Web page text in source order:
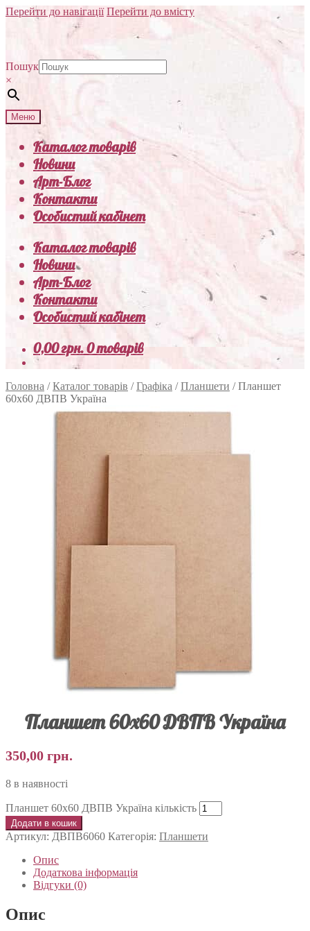
Перейти до навігації Перейти до вмісту
Пошук
×
Меню
Каталог товарів
Новини
Арт-Блог
Контакти
Особистий кабінет
Каталог товарів
Новини
Арт-Блог
Контакти
Особистий кабінет
0,00грн.0 товарів
Головна /Каталог товарів /Графіка /Планшети /Планшет
60х60 ДВПВ Україна
Планшет 60х60 ДВПВ Україна
350,00 грн.
8 в наявності
Планшет 60х60 ДВПВ Україна кількість
Додати в кошик
Артикул: ДВПВ6060 Категорія: Планшети
Опис
Додаткова інформація
Відгуки (0)
Опис